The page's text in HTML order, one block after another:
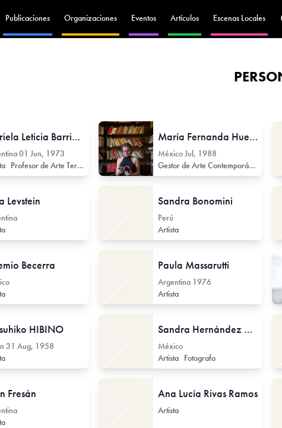
Publicaciones Organizaciones Eventos Artículos Escenas Locales
Mariela Leticia Barrientos
01 Jun, 1973
Profesor de Arte Terciario Profesor de Arte Secundario
María Fernanda Huerta
MéxicoJul, 1988
Gestor de Arte Contemporáneo
Levstein Sandra Bonomini
Perú
Artista
Becerra Paula Massarutti
Argentina 1976
Artista
HIBINO
31 Aug, 1958
Sandra Hernández Reyes
México
Artista Fotografo
Fresán Ana Lucía Rivas Ramos
Artista